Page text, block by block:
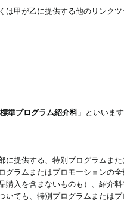
甲が乙に提供する他のリンク
標準プログラム紹介料」といいま
提供する、特別プログラムま
グラムまたはプロモーションの
購入を含まないものも）、紹介
いても、特別プログラムまたは